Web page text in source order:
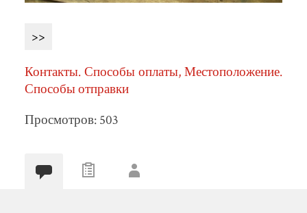
>>
Контакты. Способы оплаты, Местоположение.
Способы отправки
Просмотров: 503